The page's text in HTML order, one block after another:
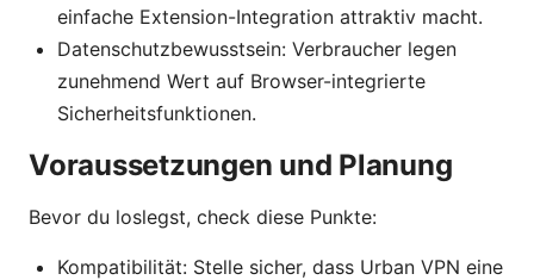
einfache Extension-Integration attraktiv macht.
Datenschutzbewusstsein: Verbraucher legen
zunehmend Wert auf Browser-integrierte
Sicherheitsfunktionen.
Voraussetzungen und Planung
Bevor du loslegst, check diese Punkte:
Kompatibilität: Stelle sicher, dass Urban VPN eine